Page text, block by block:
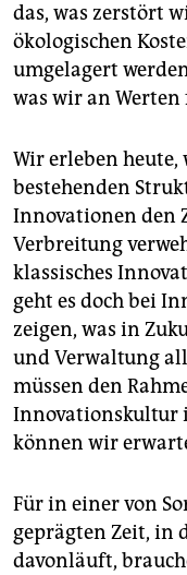
das, was zerstört
ökologischen
umgelagert
was wir an
Wir erleben heute,
bestehenden
Innovationen den
Verbreitung
klassisches
geht es doch bei
zeigen, was in
und Verwaltung
müssen den
Innovationskultur
können wir
Für in einer von
geprägten Zeit, in
davonläuft,